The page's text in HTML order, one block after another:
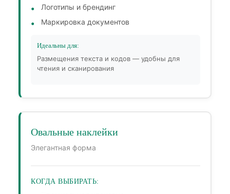
Логотипы и брендинг
Маркировка документов
Идеальны для:
Размещения текста и кодов — удобны для
чтения и сканирования
Овальные наклейки
Элегантная форма
КОГДА ВЫБИРАТЬ: